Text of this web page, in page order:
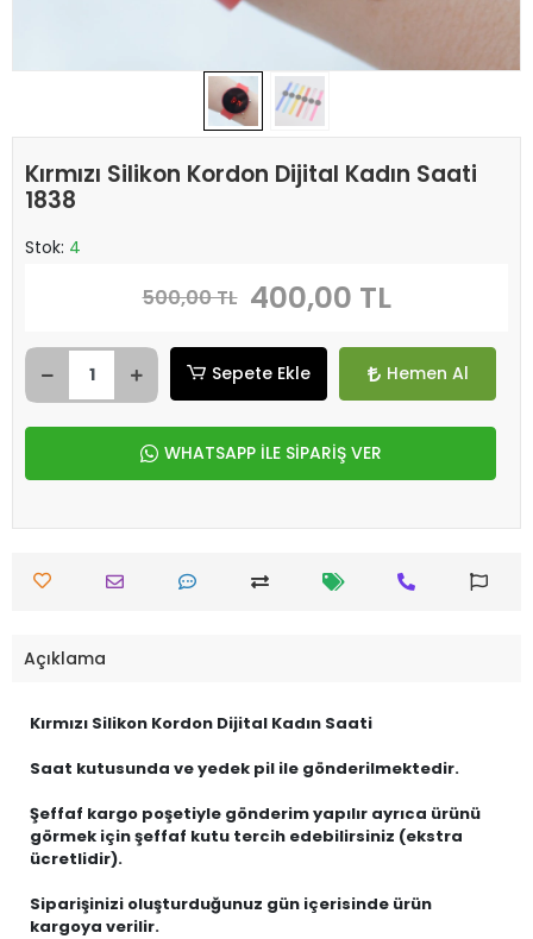
Kırmızı Silikon Kordon Dijital Kadın Saati
1838
Stok: 4
500,00 TL 400,00 TL
Sepete Ekle Hemen Al
WHATSAPP İLE SİPARİŞ VER
Açıklama
Kırmızı Silikon Kordon Dijital Kadın Saati
Saat kutusunda ve yedek pil ile gönderilmektedir.
Şeffaf kargo poşetiyle gönderim yapılır ayrıca ürünü
görmek için şeffaf kutu tercih edebilirsiniz (ekstra
ücretlidir).
Siparişinizi oluşturduğunuz gün içerisinde ürün
kargoya verilir.